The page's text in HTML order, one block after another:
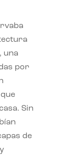
una
por
Sin
de